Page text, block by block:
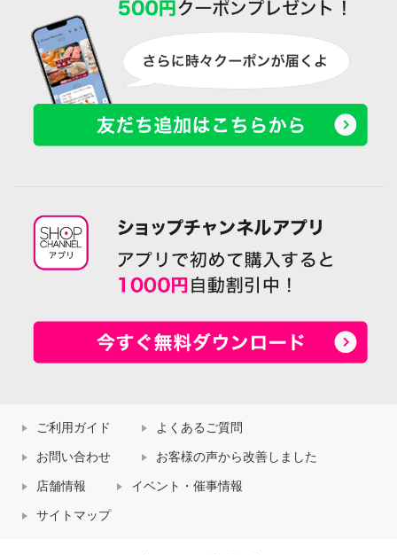
ご利用ガイド よくあるご質問
お問い合わせ お客様の声から改善しました
店舗情報 イベント・催事情報
サイトマップ